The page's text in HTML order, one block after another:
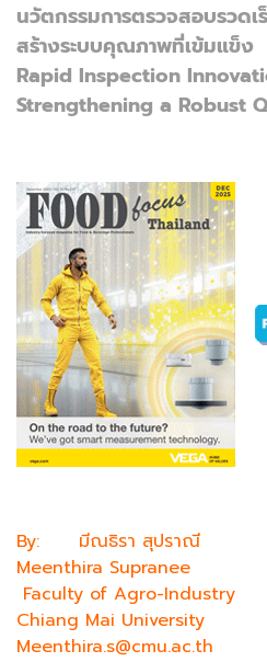
นวัตกรรมการตรวจสอบรวดเ
สร้างระบบคุณภาพที่เข้มแข็ง
Rapid Inspection
Strengthening a Robust
By: มีณธิรา สุปราณี
Meenthira Supranee
Faculty of Agro-Industry
Chiang Mai University
Meenthira.s@cmu.ac.th